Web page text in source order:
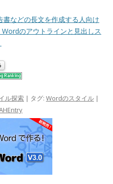
などの長文を作成する人向け
のアウトラインと見出しス
ル探索 | タグ: Wordのスタイル |